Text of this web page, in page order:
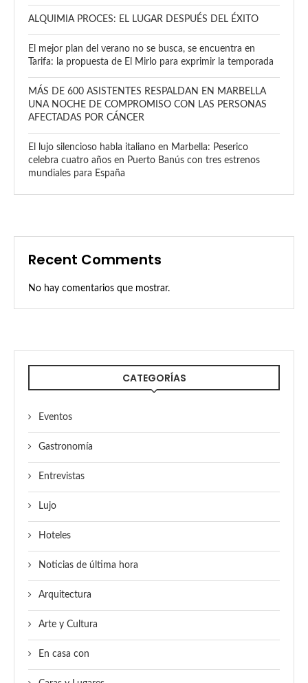
ALQUIMIA PROCES: EL LUGAR DESPUÉS DEL ÉXITO
El mejor plan del verano no se busca, se encuentra en
Tarifa: la propuesta de El Mirlo para exprimir la temporada
MÁS DE 600 ASISTENTES RESPALDAN EN MARBELLA
UNA NOCHE DE COMPROMISO CON LAS PERSONAS
AFECTADAS POR CÁNCER
El lujo silencioso habla italiano en Marbella: Peserico
celebra cuatro años en Puerto Banús con tres estrenos
mundiales para España
Recent Comments
No hay comentarios que mostrar.
CATEGORÍAS
Eventos
Gastronomía
Entrevistas
Lujo
Hoteles
Noticias de última hora
Arquitectura
Arte y Cultura
En casa con